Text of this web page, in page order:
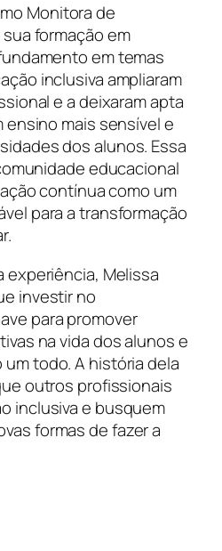
Monitora de
formação em
em temas
inclusiva ampliaram
e a deixaram apta
ensino mais sensível e
dos alunos. Essa
educacional
contínua como um
para a transformação
experiência, Melissa
investir no
para promover
na vida dos alunos e
todo. A história dela
outros profissionais
inclusiva e busquem
formas de fazer a